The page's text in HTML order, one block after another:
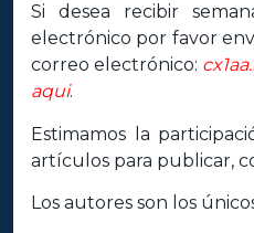
Si desea recibir
electrónico por favor
correo electrónico:
aqui.
Estimamos la
artículos para publicar,
Los autores son los